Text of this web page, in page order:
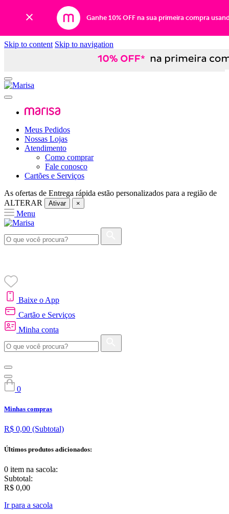
Ganhe 10% OFF na sua primeira compra
Skip to content Skip to navigation
Meus Pedidos
Nossas Lojas
Atendimento
Como comprar
Fale conosco
Cartões e Serviços
As ofertas de Entrega rápida estão personalizados para a região de
ALTERAR
Ativar ×
Menu
Baixe o App
Cartão e Serviços
Minha conta
0
Minhas compras
R$ 0,00 (Subtotal)
Últimos produtos adicionados:
0 item na sacola:
Subtotal:
R$ 0,00
Ir para a sacola